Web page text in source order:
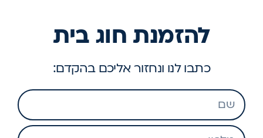
להזמנת חוג בית
כתבו לנו ונחזור אליכם בהקדם: